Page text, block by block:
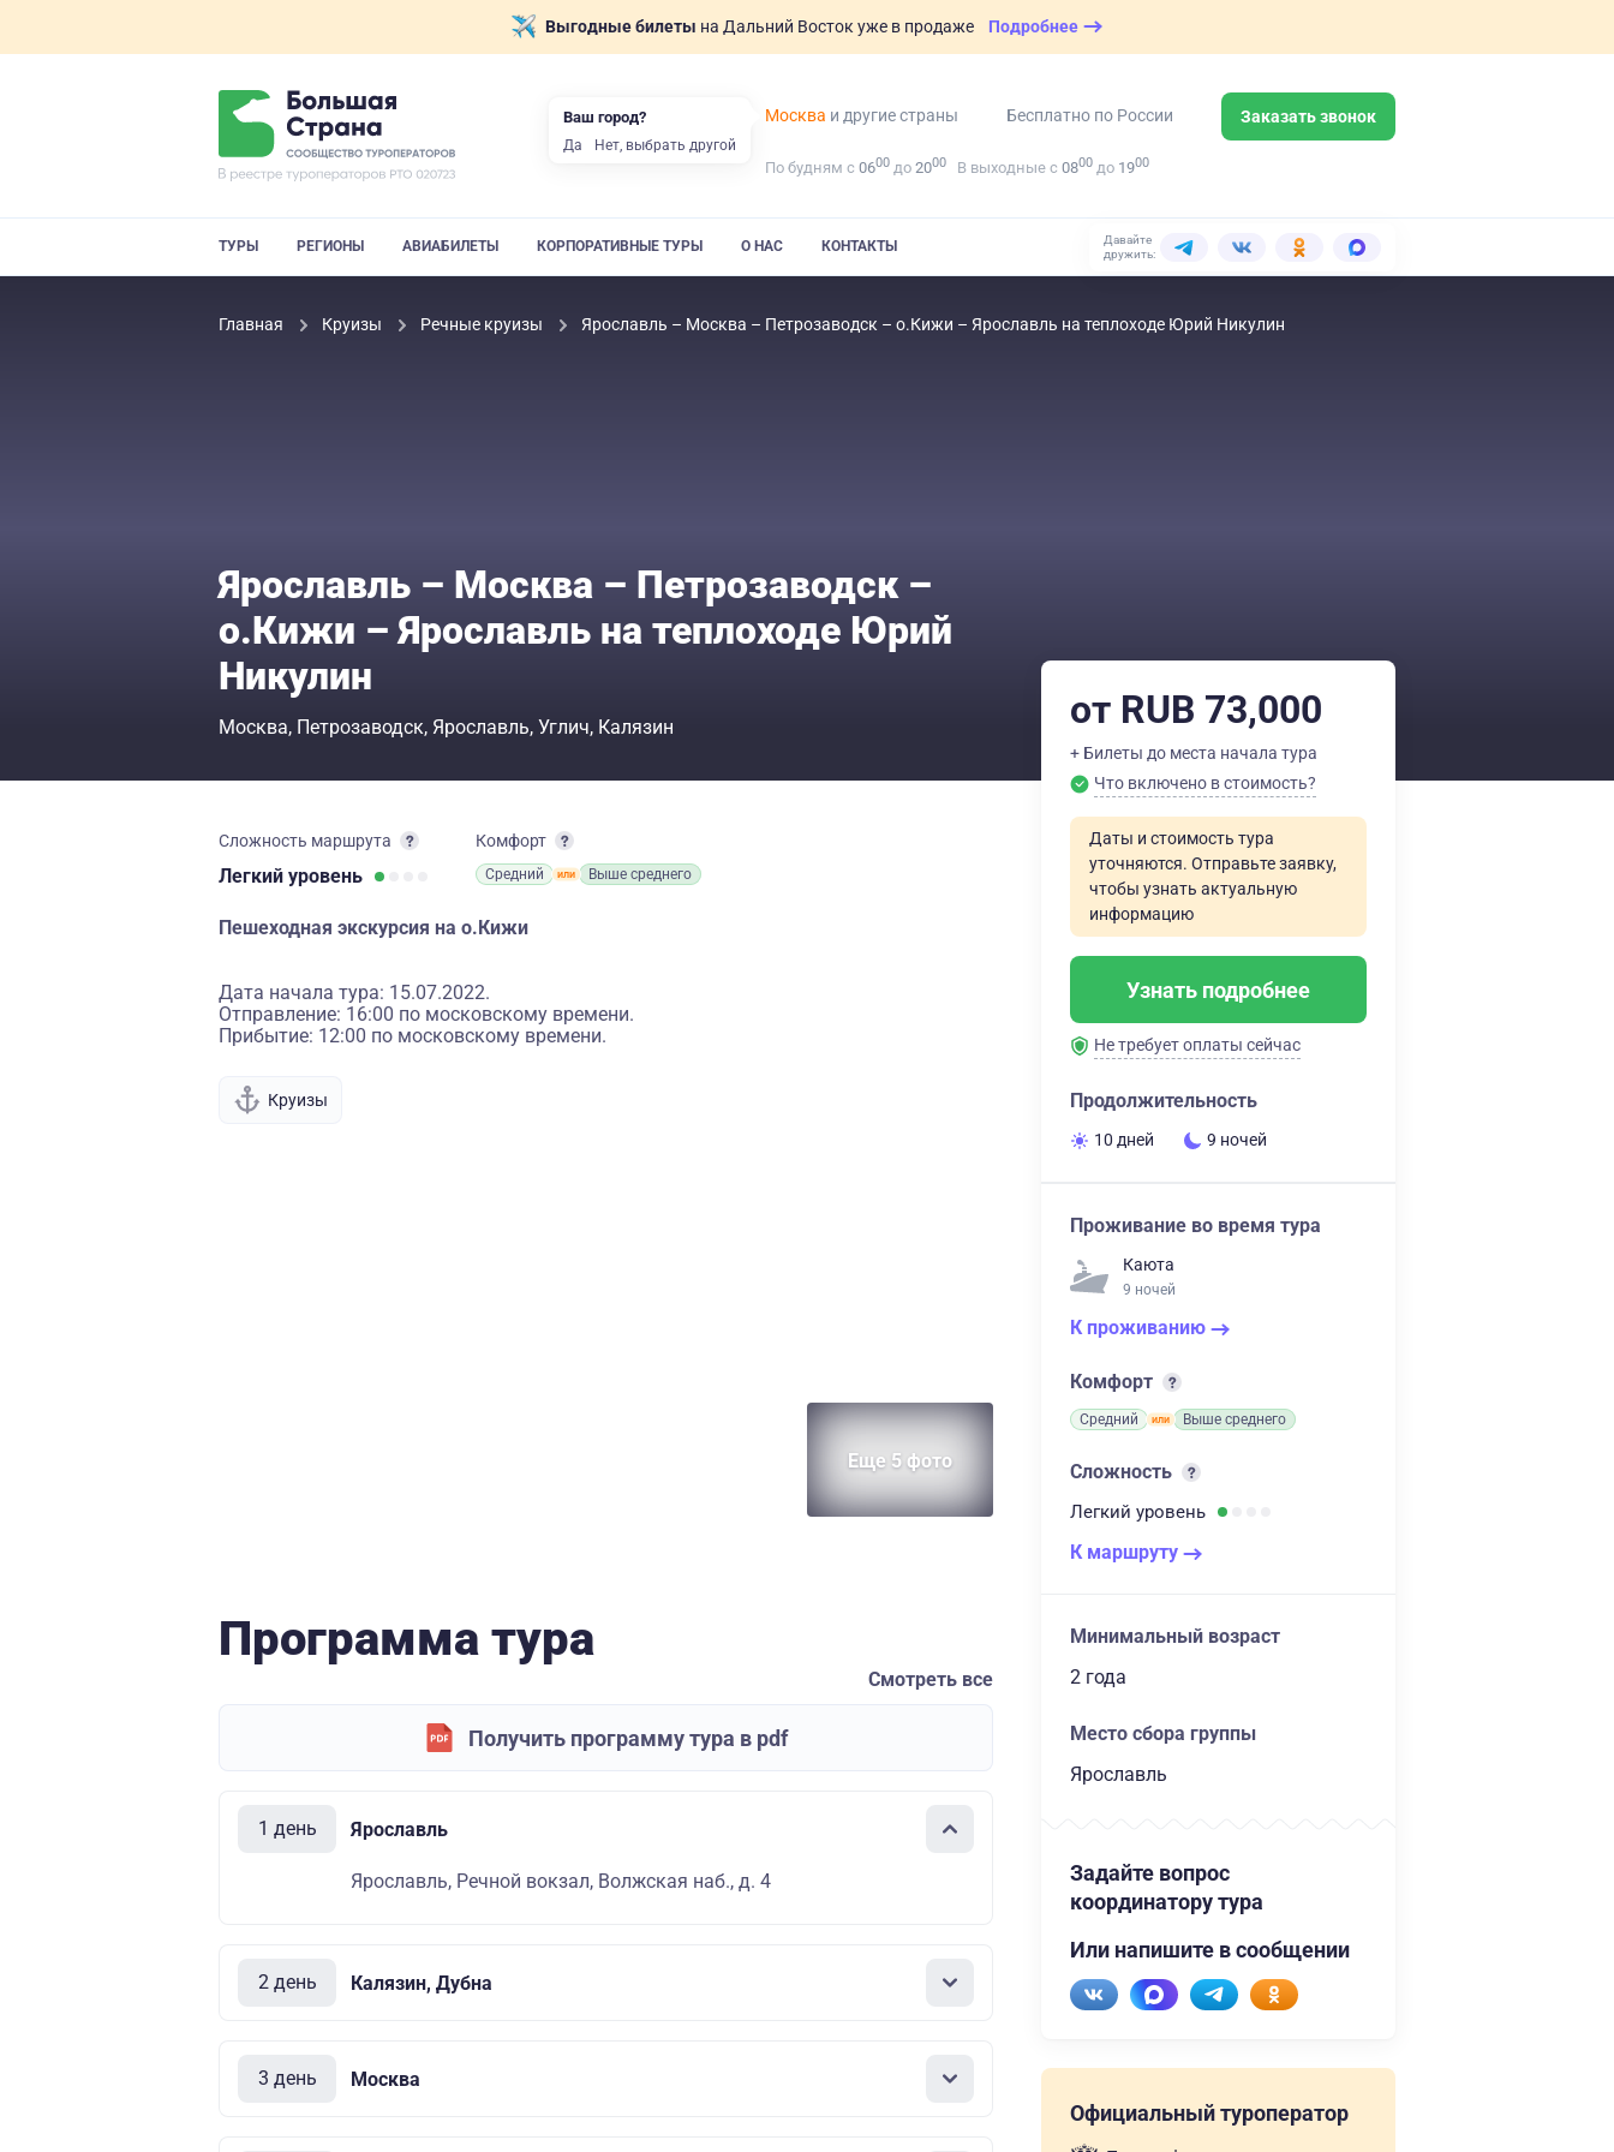
Выгодные билеты на Дальний Восток уже в продаже Подробнее
Москва и другие страны Бесплатно по России Заказать звонок
По будням с 0600 до 2000 В выходные с 0800 до 1900
ТУРЫ РЕГИОНЫ АВИАБИЛЕТЫ КОРПОРАТИВНЫЕ ТУРЫ О НАС КОНТАКТЫ
Давайте
дружить:
Главная Круизы Речные круизы Ярославль – Москва – Петрозаводск – о.Кижи – Ярославль на теплоходе Юрий Никулин
Ярославль – Москва – Петрозаводск –
о.Кижи – Ярославль на теплоходе Юрий
Никулин
Москва Петрозаводск Ярославль Углич Калязин
Сложность маршрута
Легкий уровень
Комфорт
Средний Выше среднего
Пешеходная экскурсия на о.Кижи
Дата начала тура: 15.07.2022.
Отправление: 16:00 по московскому времени.
Прибытие: 12:00 по московскому времени.
Круизы
Еще 5 фото
Программа тура
Смотреть все
Получить программу тура в pdf
1 день Ярославль
Ярославль, Речной вокзал, Волжская наб., д. 4
2 день Калязин, Дубна
3 день Москва
от RUB 73,000
+ Билеты до места начала тура
Что включено в стоимость?
Даты и стоимость тура
уточняются. Отправьте заявку,
чтобы узнать актуальную
информацию
Узнать подробнее
Не требует оплаты сейчас
Продолжительность
10 дней 9 ночей
Проживание во время тура
Каюта
9 ночей
К проживанию
Комфорт
Средний Выше среднего
Сложность
Легкий уровень
К маршруту
Минимальный возраст
2 года
Место сбора группы
Ярославль
Задайте вопрос
координатору тура
Или напишите в сообщении
Официальный туроператор
Ваш город?
Да Нет, выбрать другой